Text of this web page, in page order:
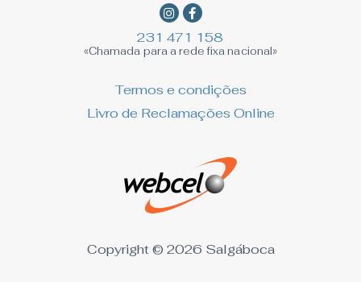
Termos e condições
Livro de Reclamações Online
Instagram
Facebook-
f
231 471 158
«Chamada para a rede fixa nacional»
Copyright © 2026 Salgáboca